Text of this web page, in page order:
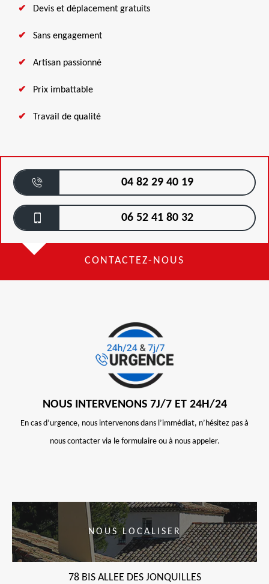
Devis et déplacement gratuits
Sans engagement
Artisan passionné
Prix imbattable
Travail de qualité
04 82 29 40 19
06 52 41 80 32
CONTACTEZ-NOUS
NOUS INTERVENONS 7J/7 ET 24H/24
En cas d’urgence, nous intervenons dans l’immédiat, n’hésitez pas à
nous contacter via le formulaire ou à nous appeler.
NOUS LOCALISER
78 BIS ALLEE DES JONQUILLES